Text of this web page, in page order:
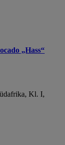
„Hass“
Kl. I,